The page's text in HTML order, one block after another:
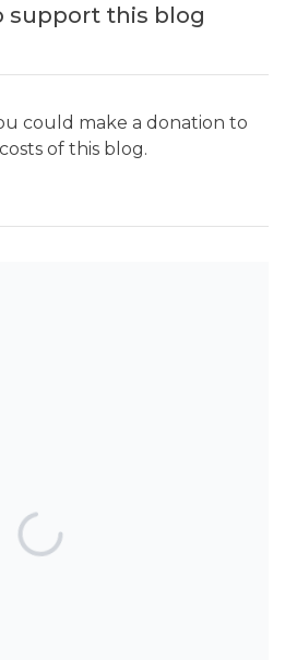
support this blog
could make a donation to
of this blog.
really be used for orthodontic